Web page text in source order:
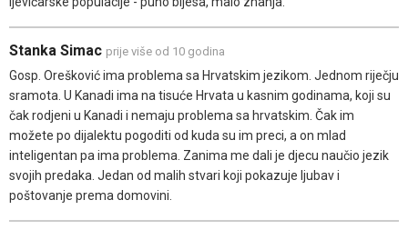
Stanka Simac prije više od 10 godina
Gosp. Orešković ima problema sa Hrvatskim jezikom. Jednom riječju
sramota. U Kanadi ima na tisuće Hrvata u kasnim godinama, koji su
čak rodjeni u Kanadi i nemaju problema sa hrvatskim. Čak im
možete po dijalektu pogoditi od kuda su im preci, a on mlad
inteligentan pa ima problema. Zanima me dali je djecu naučio jezik
svojih predaka. Jedan od malih stvari koji pokazuje ljubav i
poštovanje prema domovini.